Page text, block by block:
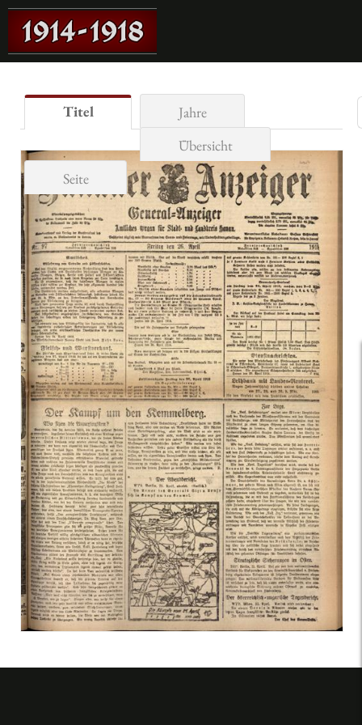
Titel
Jahre
Übersicht
Seite